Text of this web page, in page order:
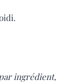
ingrédient,